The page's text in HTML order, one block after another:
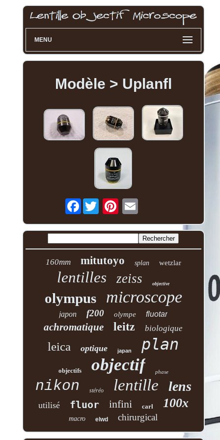
MENU
Modèle > Uplanfl
Facebook
160mm mitutoyo splan wetzlar
lentilles zeiss objective
olympus microscope
japon f200 olympe fluotar
achromatique leitz biologique
leica optique japan plan
objectifs objectif phase
nikon stéréo lentille lens
utilisé fluor infini carl 100x
macro elwd chirurgical